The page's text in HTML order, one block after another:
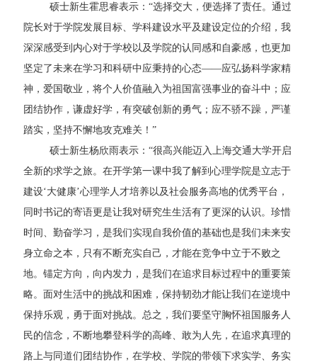
硕士新生霍思睿表示：“选择交大，便选择了责任。通过
院长对于学院发展目标、学科建设水平及建设定位的介绍，我
深深感受到内心对于学校以及学院的认同感和自豪感，也更加
坚定了未来在学习和科研中应秉持的心态——应弘扬科学家精
神，爱国敬业，将个人价值融入为祖国富强事业的奋斗中；应
团结协作，谦虚好学，有突破创新的勇气；应不骄不躁，严谨
踏实，坚持不懈地攻克难关！”
硕士新生杨欣雨表示：“很高兴能迈入上海交通大学开启
全新的求学之旅。在开学第一课中我了解到心理学院是立志于
建设‘大健康’心理学人才培养以及社会服务高地的优秀平台，
同时书记的寄语更是让我对研究生生活有了更深的认识。珍惜
时间、勤奋学习，是我们实现自我价值的基础也是我们未来安
身立命之本，只有不断充实自己，才能在竞争中立于不败之
地。锚定方向，向内发力，是我们在追求目标过程中的重要策
略。面对生活中的挑战和困难，保持韧劲才能让我们在逆境中
保持乐观，勇于面对挑战。总之，我们要坚守胸怀祖国服务人
民的信念，不断地攀登科学的高峰、敢为人先，在追求真理的
路上与同道们团结协作，在学校、学院的带领下求实学、务实